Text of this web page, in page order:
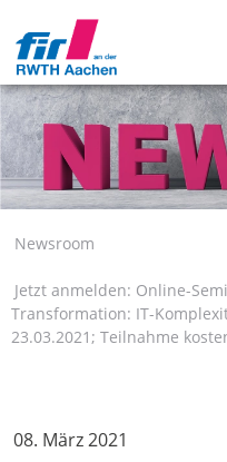
Newsroom
Jetzt anmelden: Online-
Transformation: IT-
23.03.2021; Teilnahme
08. März 2021